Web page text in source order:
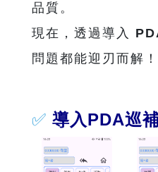
品質。
現在，透過導入
問題都能迎刃而解！
✅ 導入PDA巡